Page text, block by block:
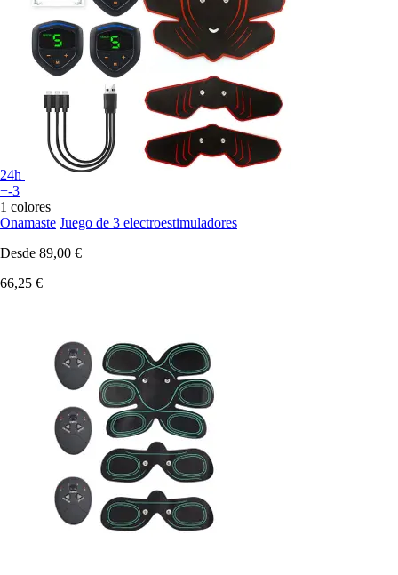
24h
+-3
1 colores
Onamaste Juego de 3 electroestimuladores
Desde 89,00 €
66,25 €